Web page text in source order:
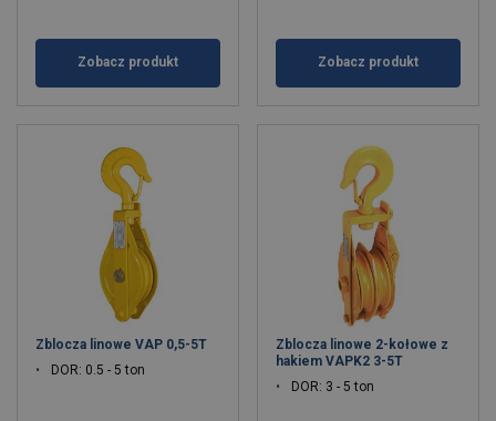
Zobacz produkt Zobacz produkt
Zblocza linowe VAP 0,5-5T
DOR: 0.5 - 5 ton
Zblocza linowe 2-kołowe z
hakiem VAPK2 3-5T
DOR: 3 - 5 ton